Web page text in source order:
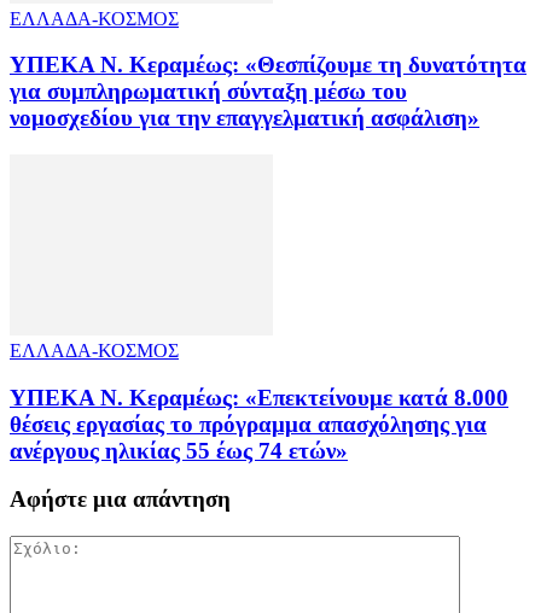
ΕΛΛΑΔΑ-ΚΟΣΜΟΣ
ΥΠΕΚΑ Ν. Κεραμέως: «Θεσπίζουμε τη δυνατότητα
για συμπληρωματική σύνταξη μέσω του
νομοσχεδίου για την επαγγελματική ασφάλιση»
ΕΛΛΑΔΑ-ΚΟΣΜΟΣ
ΥΠΕΚΑ Ν. Κεραμέως: «Επεκτείνουμε κατά 8.000
θέσεις εργασίας το πρόγραμμα απασχόλησης για
ανέργους ηλικίας 55 έως 74 ετών»
Αφήστε μια απάντηση